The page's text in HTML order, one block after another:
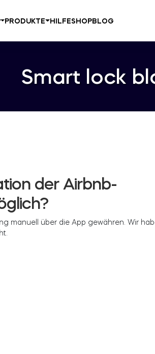
PRODUKTE HILFESHOPBLOG
Smart lock
der Airbnb-
manuell über die App gewähren. Wir